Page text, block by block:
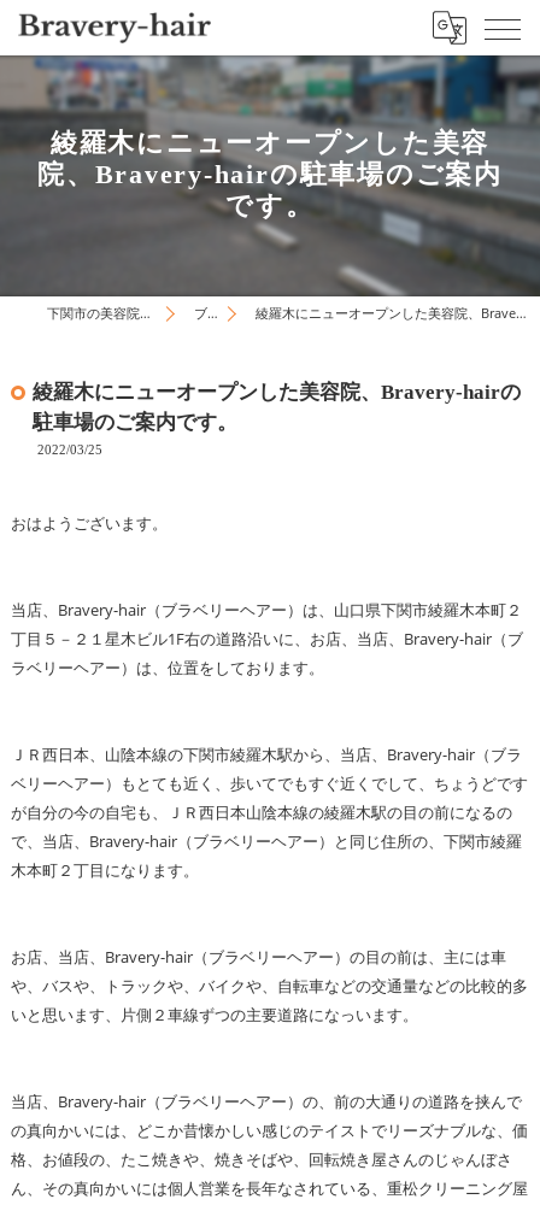
綾羅木にニューオープンした美容
院、Bravery-hairの駐車場のご案内
です。
下関市の美容院はBravery-hair ブログ 綾羅木にニューオープンした美容院、Bravery-hairの駐車場のご案内です。
綾羅木にニューオープンした美容院、Bravery-hairの
駐車場のご案内です。
2022/03/25
おはようございます。
当店、Bravery-hair（ブラベリーヘアー）は、山口県下関市綾羅木本町２
丁目５－２１星木ビル1F右の道路沿いに、お店、当店、Bravery-hair（ブ
ラベリーヘアー）は、位置をしております。
ＪＲ西日本、山陰本線の下関市綾羅木駅から、当店、Bravery-hair（ブラ
ベリーヘアー）もとても近く、歩いてでもすぐ近くでして、ちょうどです
が自分の今の自宅も、ＪＲ西日本山陰本線の綾羅木駅の目の前になるの
で、当店、Bravery-hair（ブラベリーヘアー）と同じ住所の、下関市綾羅
木本町２丁目になります。
お店、当店、Bravery-hair（ブラベリーヘアー）の目の前は、主には車
や、バスや、トラックや、バイクや、自転車などの交通量などの比較的多
いと思います、片側２車線ずつの主要道路になっいます。
当店、Bravery-hair（ブラベリーヘアー）の、前の大通りの道路を挟んで
の真向かいには、どこか昔懐かしい感じのテイストでリーズナブルな、価
格、お値段の、たこ焼きや、焼きそばや、回転焼き屋さんのじゃんぼさ
ん、その真向かいには個人営業を長年なされている、重松クリーニング屋